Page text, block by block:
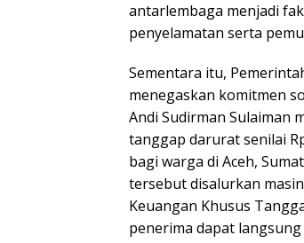
antarlembaga menjadi
penyelamatan serta
Sementara itu,
menegaskan komitmen
Andi Sudirman Sulaiman
tanggap darurat senilai
bagi warga di Aceh,
tersebut disalurkan
Keuangan Khusus
penerima dapat